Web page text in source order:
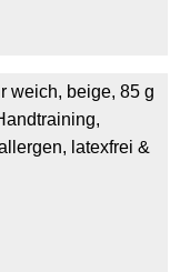
weich, beige, 85 g
latexfrei &